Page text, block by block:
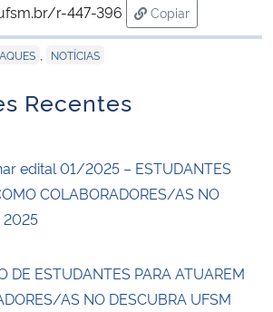
Regional
e dos Direitos Humanos
r-447-396
Copiar
para área de
NOTÍCIAS
Recentes
edital 01/2025 – ESTUDANTES
COLABORADORES/AS NO
2025
DE ESTUDANTES PARA ATUAREM
AS NO DESCUBRA UFSM